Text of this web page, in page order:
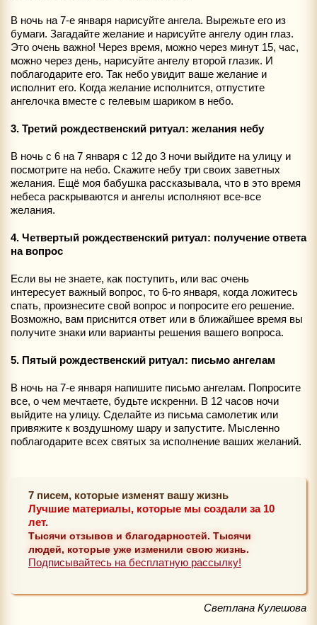
В ночь на 7-е января нарисуйте ангела. Вырежьте его из
бумаги. Загадайте желание и нарисуйте ангелу один глаз.
Это очень важно! Через время, можно через минут 15, час,
можно через день, нарисуйте ангелу второй глазик. И
поблагодарите его. Так небо увидит ваше желание и
исполнит его. Когда желание исполнится, отпустите
ангелочка вместе с гелевым шариком в небо.
3. Третий рождественский ритуал: желания небу
В ночь с 6 на 7 января с 12 до 3 ночи выйдите на улицу и
посмотрите на небо. Скажите небу три своих заветных
желания. Ещё моя бабушка рассказывала, что в это время
небеса раскрываются и ангелы исполняют все-все
желания.
4. Четвертый рождественский ритуал: получение ответа
на вопрос
Если вы не знаете, как поступить, или вас очень
интересует важный вопрос, то 6-го января, когда ложитесь
спать, произнесите свой вопрос и попросите его решение.
Возможно, вам приснится ответ или в ближайшее время вы
получите знаки или варианты решения вашего вопроса.
5. Пятый рождественский ритуал: письмо ангелам
В ночь на 7-е января напишите письмо ангелам. Попросите
все, о чем мечтаете, будьте искренни. В 12 часов ночи
выйдите на улицу. Сделайте из письма самолетик или
привяжите к воздушному шару и запустите. Мысленно
поблагодарите всех святых за исполнение ваших желаний.
7 писем, которые изменят вашу жизнь
Лучшие материалы, которые мы создали за 10
лет.
Тысячи отзывов и благодарностей. Тысячи
людей, которые уже изменили свою жизнь.
Подписывайтесь на бесплатную рассылку!
Светлана Кулешова